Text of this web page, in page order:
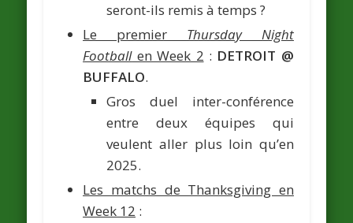
seront-ils remis à temps ?
Le premier Thursday Night
Footballen Week 2 : DETROIT @
BUFFALO.
Gros duel inter-conférence
entre deux équipes qui
veulent aller plus loin qu’en
2025.
Les matchs de Thanksgiving en
Week 12 :